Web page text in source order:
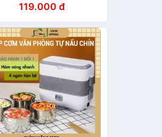
119.000 đ